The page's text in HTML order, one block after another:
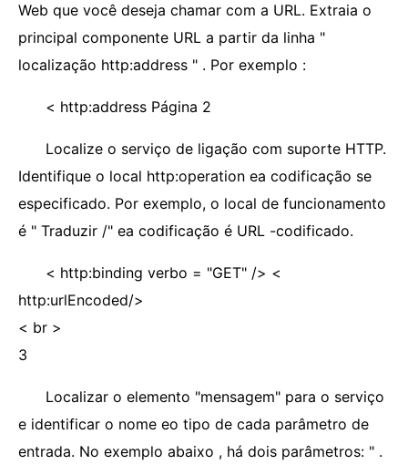
Web que você deseja chamar com a URL. Extraia o
principal componente URL a partir da linha "
localização http:address " . Por exemplo :
< http:address Página 2
Localize o serviço de ligação com suporte HTTP.
Identifique o local http:operation ea codificação se
especificado. Por exemplo, o local de funcionamento
é " Traduzir /" ea codificação é URL -codificado.
< http:binding verbo = "GET" /> <
http:urlEncoded/>
< br >
3
Localizar o elemento "mensagem" para o serviço
e identificar o nome eo tipo de cada parâmetro de
entrada. No exemplo abaixo , há dois parâmetros: " .